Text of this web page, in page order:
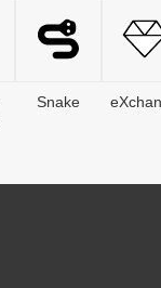
Snake